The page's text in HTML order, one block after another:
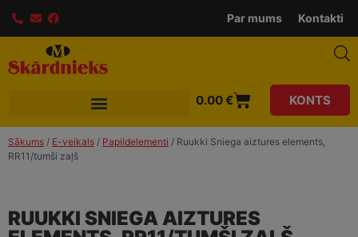
Par mums Kontakti
0.00€ KONTS
Sākums / E-veikals / Papildelementi / Ruukki Sniega aiztures elements,
RR11/tumši zaļš
RUUKKI SNIEGA AIZTURES